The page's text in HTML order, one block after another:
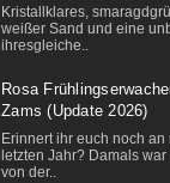
Kristallklares,
weißer Sand und eine
ihresgleiche..
Rosa
Zams (Update 2026)
Erinnert ihr euch noch
letzten Jahr? Damals
von der..